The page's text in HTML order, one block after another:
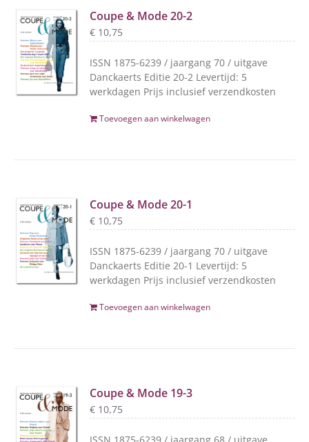
Coupe & Mode 20-2
€ 10,75
ISSN 1875-6239 / jaargang 70 / uitgave
Danckaerts Editie 20-2 Levertijd: 5
werkdagen Prijs inclusief verzendkosten
Toevoegen aan winkelwagen
Coupe & Mode 20-1
€ 10,75
ISSN 1875-6239 / jaargang 70 / uitgave
Danckaerts Editie 20-1 Levertijd: 5
werkdagen Prijs inclusief verzendkosten
Toevoegen aan winkelwagen
Coupe & Mode 19-3
€ 10,75